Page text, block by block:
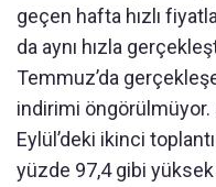
geçen hafta hızlı
da aynı hızla
Temmuz’da
indirimi
Eylül’deki ikinci
yüzde 97,4 gibi yüksek